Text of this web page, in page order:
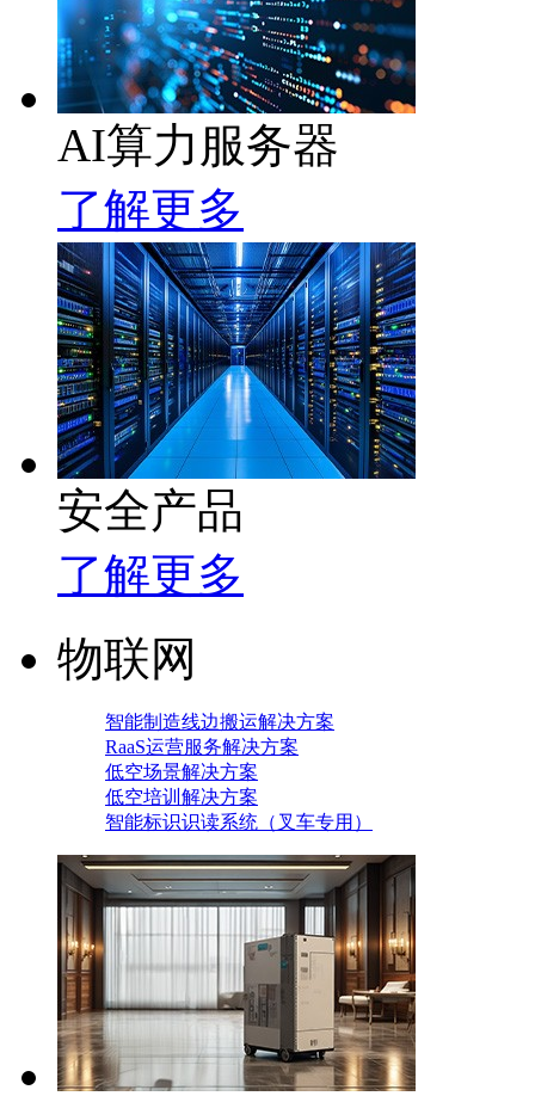
AI算力服务器
了解更多
安全产品
了解更多
物联网
智能制造线边搬运解决方案
RaaS运营服务解决方案
低空场景解决方案
低空培训解决方案
智能标识识读系统（叉车专用）